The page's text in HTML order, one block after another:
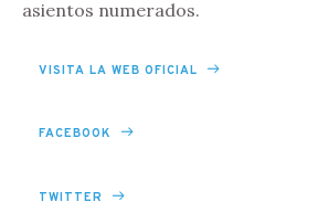
asientos numerados.
VISITA LA WEB OFICIAL
FACEBOOK
TWITTER